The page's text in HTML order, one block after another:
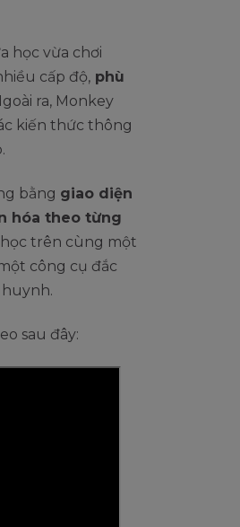
học vừa chơi
cấp độ, phù
ra, Monkey
kiến thức thông
bằng giao diện
hóa theo từng
học trên cùng một
công cụ đắc
sau đây: